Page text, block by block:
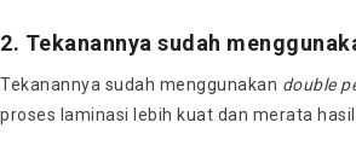
2. Tekanannya sudah
Tekanannya sudah menggunakan double
proses laminasi lebih kuat dan merata hasil